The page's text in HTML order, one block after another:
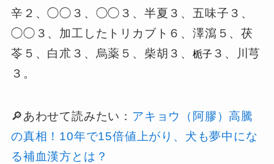
辛２、◯◯３、◯◯３、半夏３、五味子３、
◯◯３、加工したトリカブト６、澤瀉５、茯
苓５、白朮３、烏薬５、柴胡３、栀子 ３、川芎
３。
🔎あわせて読みたい： アキョウ（阿膠）高騰
の真相！10年で15倍値上がり、犬も夢中にな
る補血漢方とは？